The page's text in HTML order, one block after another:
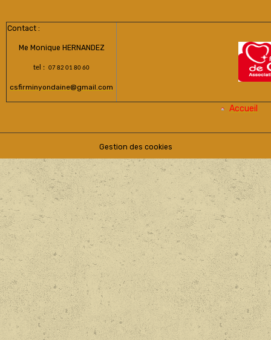
Contact :
Me Monique HERNANDEZ
tel : 07 82 01 80 60
csfirminyondaine@gmail.com
Accueil
Gestion des cookies